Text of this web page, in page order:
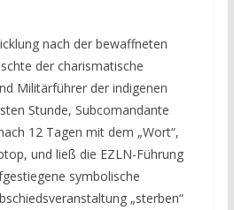
nach der bewaffneten
der charismatische
Militärführer der indigenen
Stunde, Subcomandante
12 Tagen mit dem „Wort“,
und ließ die EZLN-Führung
symbolische
„sterben“